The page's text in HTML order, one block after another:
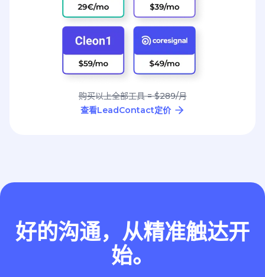
购买以上全部工具 = $289/月
查看LeadContact定价
好的沟通，从精准触达开
始。